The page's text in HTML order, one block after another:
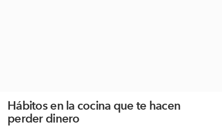
​Hábitos en la cocina que te hacen
perder dinero